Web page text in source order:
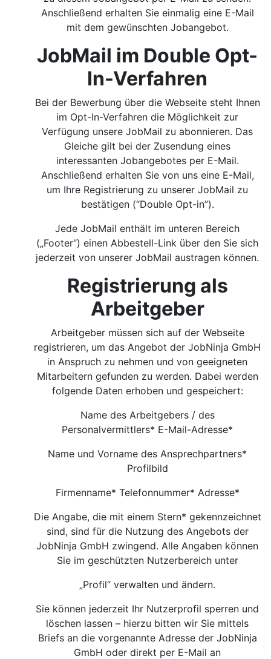
Anschließend erhalten Sie einmalig eine E-Mail
mit dem gewünschten Jobangebot.
JobMail im Double Opt-
In-Verfahren
Bei der Bewerbung über die Webseite steht Ihnen
im Opt-In-Verfahren die Möglichkeit zur
Verfügung unsere JobMail zu abonnieren. Das
Gleiche gilt bei der Zusendung eines
interessanten Jobangebotes per E-Mail.
Anschließend erhalten Sie von uns eine E-Mail,
um Ihre Registrierung zu unserer JobMail zu
bestätigen (“Double Opt-in”).
Jede JobMail enthält im unteren Bereich
(„Footer“) einen Abbestell-Link über den Sie sich
jederzeit von unserer JobMail austragen können.
Registrierung als
Arbeitgeber
Arbeitgeber müssen sich auf der Webseite
registrieren, um das Angebot der JobNinja GmbH
in Anspruch zu nehmen und von geeigneten
Mitarbeitern gefunden zu werden. Dabei werden
folgende Daten erhoben und gespeichert:
Name des Arbeitgebers / des
Personalvermittlers* E-Mail-Adresse*
Name und Vorname des Ansprechpartners*
Profilbild
Firmenname* Telefonnummer* Adresse*
Die Angabe, die mit einem Stern* gekennzeichnet
sind, sind für die Nutzung des Angebots der
JobNinja GmbH zwingend. Alle Angaben können
Sie im geschützten Nutzerbereich unter
„Profil“ verwalten und ändern.
Sie können jederzeit Ihr Nutzerprofil sperren und
löschen lassen – hierzu bitten wir Sie mittels
Briefs an die vorgenannte Adresse der JobNinja
GmbH oder direkt per E-Mail an